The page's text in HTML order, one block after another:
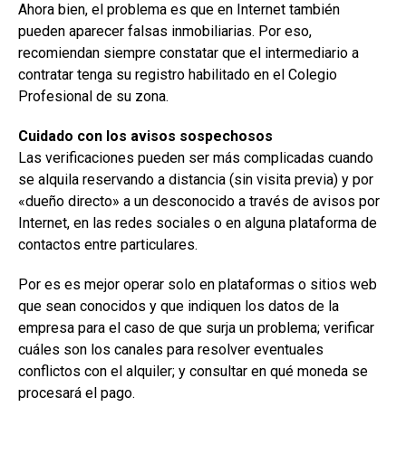
Ahora bien, el problema es que en Internet también
pueden aparecer falsas inmobiliarias. Por eso,
recomiendan siempre constatar que el intermediario a
contratar tenga su registro habilitado en el Colegio
Profesional de su zona.
Cuidado con los avisos sospechosos
Las verificaciones pueden ser más complicadas cuando
se alquila reservando a distancia (sin visita previa) y por
«dueño directo» a un desconocido a través de avisos por
Internet, en las redes sociales o en alguna plataforma de
contactos entre particulares.
Por es es mejor operar solo en plataformas o sitios web
que sean conocidos y que indiquen los datos de la
empresa para el caso de que surja un problema; verificar
cuáles son los canales para resolver eventuales
conflictos con el alquiler; y consultar en qué moneda se
procesará el pago.